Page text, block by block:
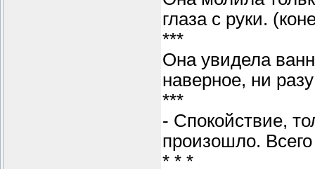
глаза с руки.
***
Она увидела
наверное, ни
***
- Спокойствие,
произошло.
* * *